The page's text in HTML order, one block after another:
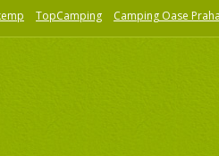
TopCamping Camping Oase